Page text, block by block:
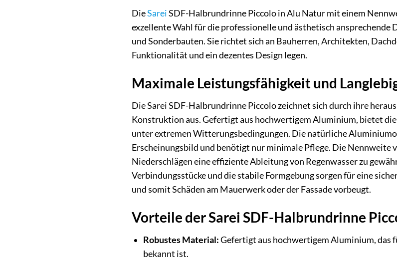
DieSareiSDF-Halbrundrinne Piccolo in Alu Natur mit einem
exzellente Wahl für die professionelle und ästhetisch
und Sonderbauten. Sie richtet sich an Bauherren, Architekten,
Funktionalität und ein dezentes Design legen.
Maximale Leistungsfähigkeit und
Die Sarei SDF-Halbrundrinne Piccolo zeichnet sich durch ihre
Konstruktion aus. Gefertigt aus hochwertigem Aluminium, bietet
unter extremen Witterungsbedingungen. Die natürliche
Erscheinungsbild und benötigt nur minimale Pflege. Die Nennweite
Niederschlägen eine effiziente Ableitung von Regenwasser zu
Verbindungsstücke und die stabile Formgebung sorgen für eine
und somit Schäden am Mauerwerk oder der Fassade vorbeugt.
Vorteile der Sarei SDF-Halbrundrinne
Robustes Material:Gefertigt aus hochwertigem Aluminium, das
bekannt ist.